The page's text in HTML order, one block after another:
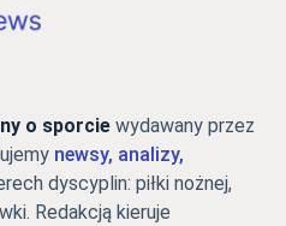
o sporcie wydawany przez
newsy, analizy,
dyscyplin: piłki nożnej,
Redakcją kieruje